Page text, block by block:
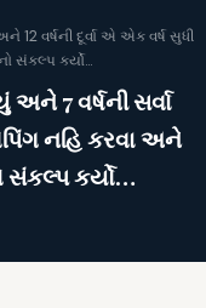
12 વર્ષની દૂર્વા એ એક વર્ષ સુધી
સંકલ્પ કર્યો…
7 વર્ષની સર્વા
નહિ કરવા અને
કર્યો…